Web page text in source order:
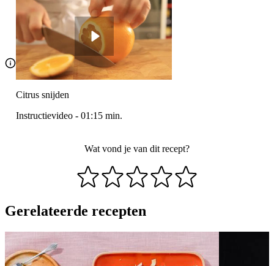
Citrus snijden
Instructievideo - 01:15 min.
Wat vond je van dit recept?
Gerelateerde recepten